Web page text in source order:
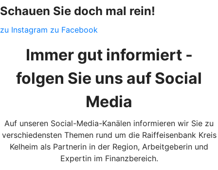
Schauen Sie doch mal rein!
zu Instagram zu Facebook
Immer gut informiert -
folgen Sie uns auf Social
Media
Auf unseren Social-Media-Kanälen informieren wir Sie zu
verschiedensten Themen rund um die Raiffeisenbank Kreis
Kelheim als Partnerin in der Region, Arbeitgeberin und
Expertin im Finanzbereich.